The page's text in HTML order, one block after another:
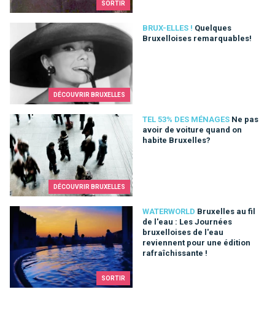
SORTIR
DÉCOUVRIR BRUXELLES
BRUX-ELLES ! Quelques
Bruxelloises remarquables!
Quelques Bruxelloises remarquables!
DÉCOUVRIR BRUXELLES
TEL 53% DES MÉNAGES Ne pas
avoir de voiture quand on
habite Bruxelles?
Ne pas avoir de voiture quand on habite Bruxelles?
SORTIR
WATERWORLD Bruxelles au fil
de l'eau : Les Journées
bruxelloises de l'eau
reviennent pour une édition
rafraîchissante !
Bruxelles au fil de l'eau : Les Journées bruxelloises de l'eau